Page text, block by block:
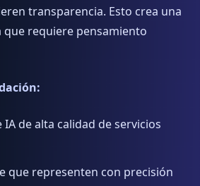
transparencia. Esto crea una
requiere pensamiento
de alta calidad de servicios
que representen con precisión